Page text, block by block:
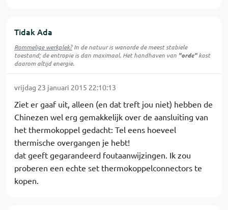
Tidak Ada
Rommelige werkplek?In de natuur iswanordede meest stabiele
toestand; de entropie is dan maximaal. Het handhaven van "orde"kost
daarom altijd energie.
vrijdag 23 januari 2015 22:10:13
Ziet er gaaf uit, alleen (en dat treft jou niet) hebben de
Chinezen wel erg gemakkelijk over de aansluiting van
het thermokoppel gedacht: Tel eens hoeveel
thermische overgangen je hebt!
dat geeft gegarandeerd foutaanwijzingen. Ik zou
proberen een echte set thermokoppelconnectors te
kopen.